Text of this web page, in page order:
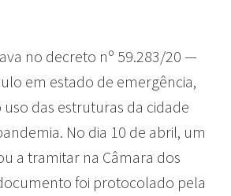
no decreto nº 59.283/20 —
em estado de emergência,
das estruturas da cidade
No dia 10 de abril, um
a tramitar na Câmara dos
foi protocolado pela